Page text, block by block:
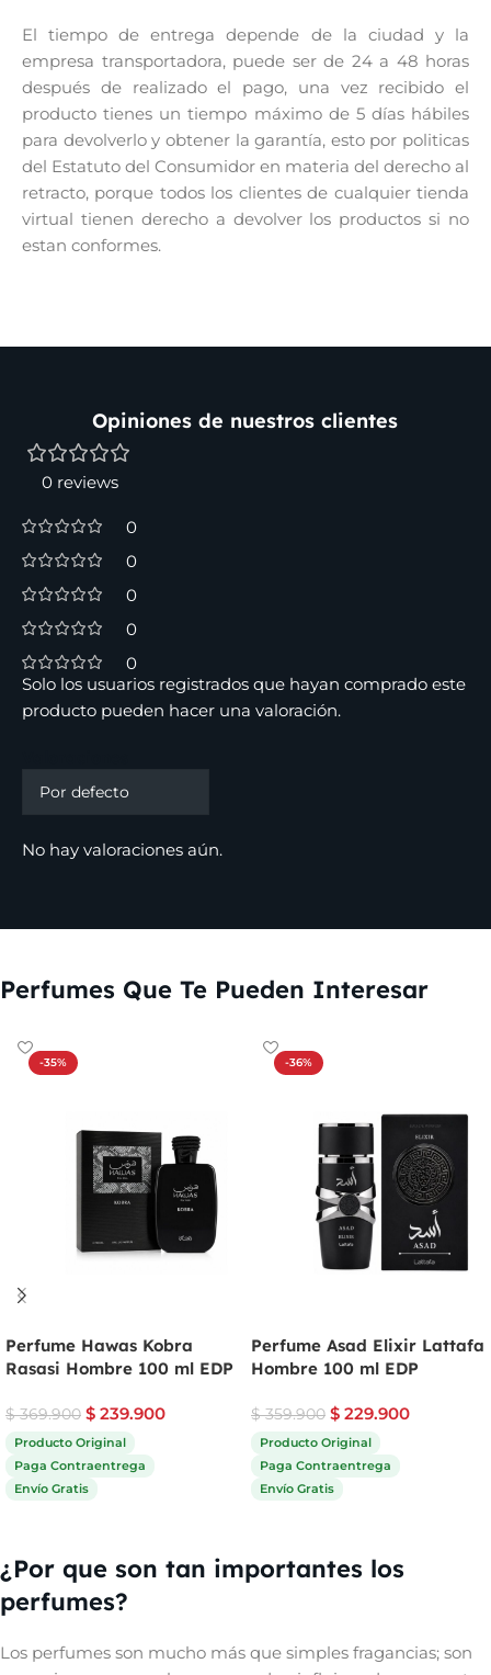
El tiempo de entrega depende de la ciudad y la
empresa transportadora, puede ser de 24 a 48 horas
después de realizado el pago, una vez recibido el
producto tienes un tiempo máximo de 5 días hábiles
para devolverlo y obtener la garantía, esto por politicas
del Estatuto del Consumidor en materia del derecho al
retracto, porque todos los clientes de cualquier tienda
virtual tienen derecho a devolver los productos si no
estan conformes.
Opiniones de nuestros clientes
0 reviews
0
0
0
0
0
No hay valoraciones aún.
Solo los usuarios registrados que hayan comprado este
producto pueden hacer una valoración.
Perfumes Que Te Pueden Interesar
-35%
Perfume Hawas Kobra
Rasasi Hombre 100 ml EDP
$369.900 $ 239.900
Producto Original
Paga Contraentrega
Envío Gratis
-36%
Perfume Asad Elixir Lattafa
Hombre 100 ml EDP
$359.900 $ 229.900
Producto Original
Paga Contraentrega
Envío Gratis
¿Por que son tan importantes los
perfumes?
Los perfumes son mucho más que simples fragancias; son